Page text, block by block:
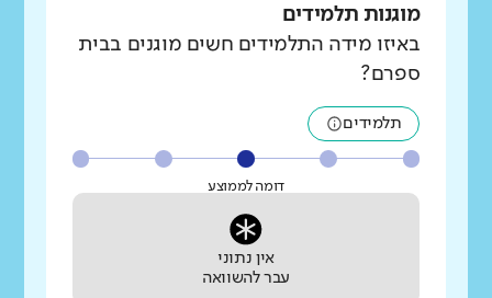
מוגנות תלמידים
באיזו מידה התלמידים חשים מוגנים בבית
ספרם?
תלמידים
דומה לממוצע
אין נתוני
עבר להשוואה